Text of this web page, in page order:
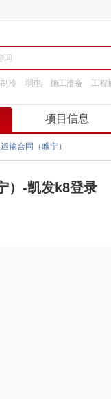
冷 弱电 施工准备 工程
项目信息
输合同（睢宁）
）-凯发k8登录